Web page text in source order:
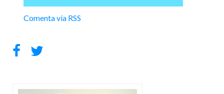
Comenta vía RSS